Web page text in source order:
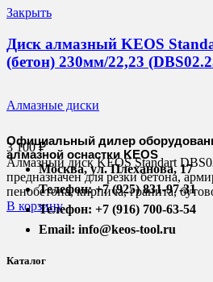
Закрыть
Диск алмазный KEOS
(бетон) 230мм/22,23
Алмазные диски
3 100₽
Алмазный диск KEOS Standart
предназначен для резки бетона,
пенобетона, кирпича, гранита,
В корзину
Официальный дилер
алмазной оснастки KEOS
Москва, ул. Плеханова, 17
Телефон: +7 (925) 831-97-31
Телефон: +7 (916) 700-63-54
Email: info@keos-tool.ru
Каталог